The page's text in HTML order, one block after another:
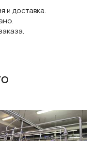
и доставка.